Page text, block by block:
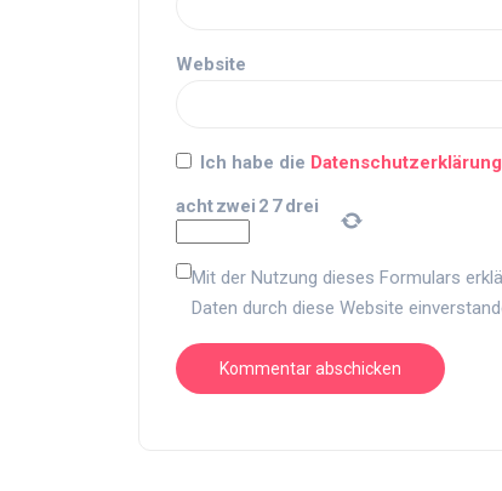
Website
Ich habe die Datenschutzerklärung
achtzwei 2 7drei
Mit der Nutzung dieses Formulars
Daten durch diese Website